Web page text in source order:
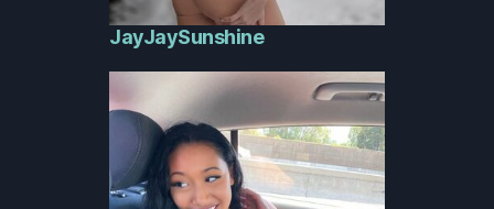
JayJaySunshine